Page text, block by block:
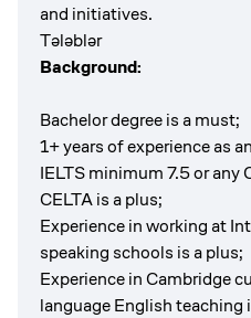
and initiatives.
Tələblər
Background:
Bachelor degree is a must;
1+ years of experience as
IELTS minimum 7.5 or any
CELTA is a plus;
Experience in working at
speaking schools is a plus;
Experience in Cambridge
language English teaching